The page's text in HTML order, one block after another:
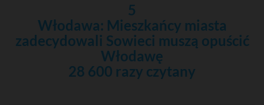
5
Włodawa: Mieszkańcy miasta
zadecydowali Sowieci muszą opuścić
Włodawę
28 600 razy czytany